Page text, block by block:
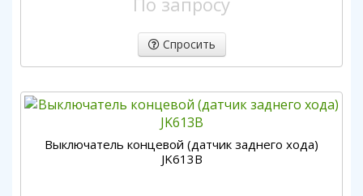
Спросить
Выключатель концевой (датчик заднего хода)
JK613B